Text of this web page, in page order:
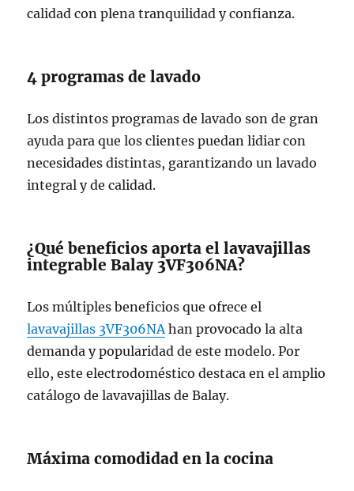
calidad con plena tranquilidad y confianza.
4 programas de lavado
Los distintos programas de lavado son de gran
ayuda para que los clientes puedan lidiar con
necesidades distintas, garantizando un lavado
integral y de calidad.
¿Qué beneficios aporta el lavavajillas
integrable Balay 3VF306NA?
Los múltiples beneficios que ofrece el
lavavajillas 3VF306NA han provocado la alta
demanda y popularidad de este modelo. Por
ello, este electrodoméstico destaca en el amplio
catálogo de lavavajillas de Balay.
Máxima comodidad en la cocina